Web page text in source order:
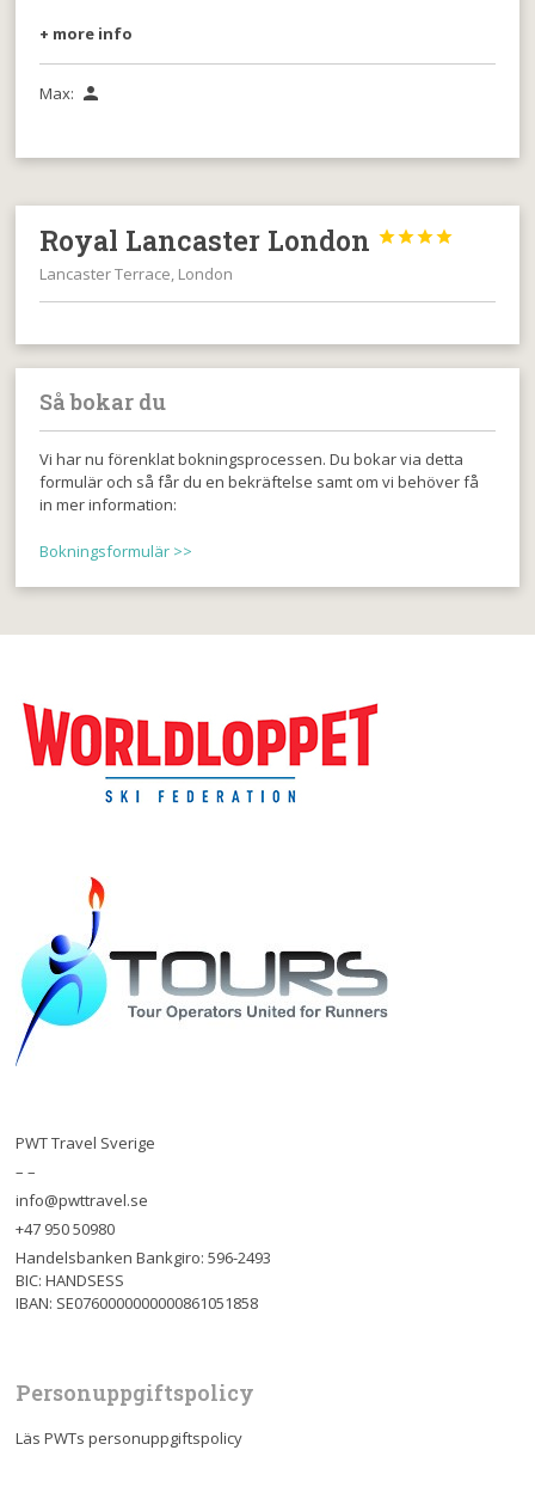
+ more info
Max: 
Royal Lancaster London 



Lancaster Terrace, London
Så bokar du
Vi har nu förenklat bokningsprocessen. Du bokar via detta
formulär och så får du en bekräftelse samt om vi behöver få
in mer information:
Bokningsformulär >>
PWT Travel Sverige
– –
info@pwttravel.se
+47 950 50980
Handelsbanken Bankgiro: 596-2493
BIC: HANDSESS
IBAN: SE0760000000000861051858
Personuppgiftspolicy
Läs PWTs personuppgiftspolicy